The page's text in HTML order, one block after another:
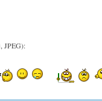
JPEG):